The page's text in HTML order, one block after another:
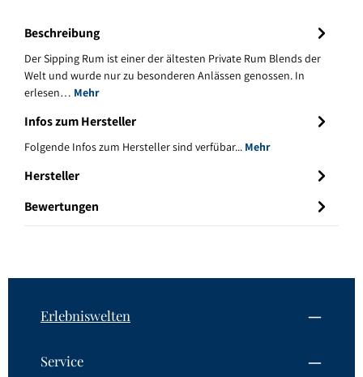
Beschreibung
Der Sipping Rum ist einer der ältesten Private Rum Blends der
Welt und wurde nur zu besonderen Anlässen genossen. In
erlesen… Mehr
Infos zum Hersteller
Folgende Infos zum Hersteller sind verfübar... Mehr
Hersteller
Bewertungen
Erlebniswelten
Service